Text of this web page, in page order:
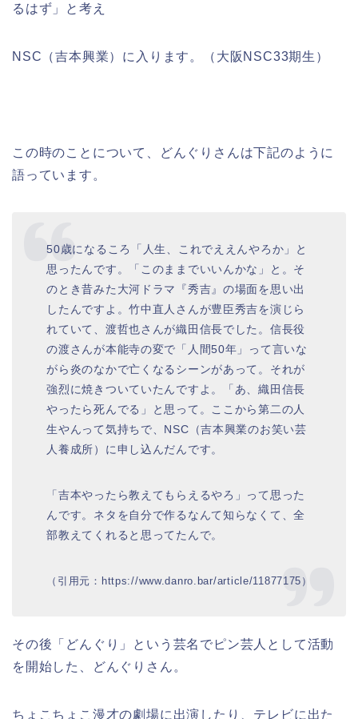
るはず」と考え
NSC（吉本興業）に入ります。（大阪NSC33期生）
この時のことについて、どんぐりさんは下記のように
語っています。
50歳になるころ「人生、これでええんやろか」と
思ったんです。「このままでいいんかな」と。そ
のとき昔みた大河ドラマ『秀吉』の場面を思い出
したんですよ。竹中直人さんが豊臣秀吉を演じら
れていて、渡哲也さんが織田信長でした。信長役
の渡さんが本能寺の変で「人間50年」って言いな
がら炎のなかで亡くなるシーンがあって。それが
強烈に焼きついていたんですよ。「あ、織田信長
やったら死んでる」と思って。ここから第二の人
生やんって気持ちで、NSC（吉本興業のお笑い芸
人養成所）に申し込んだんです。
「吉本やったら教えてもらえるやろ」って思った
んです。ネタを自分で作るなんて知らなくて、全
部教えてくれると思ってたんで。
（引用元：https://www.danro.bar/article/11877175）
その後「どんぐり」という芸名でピン芸人として活動
を開始した、どんぐりさん。
ちょこちょこ漫才の劇場に出演したり、テレビに出た